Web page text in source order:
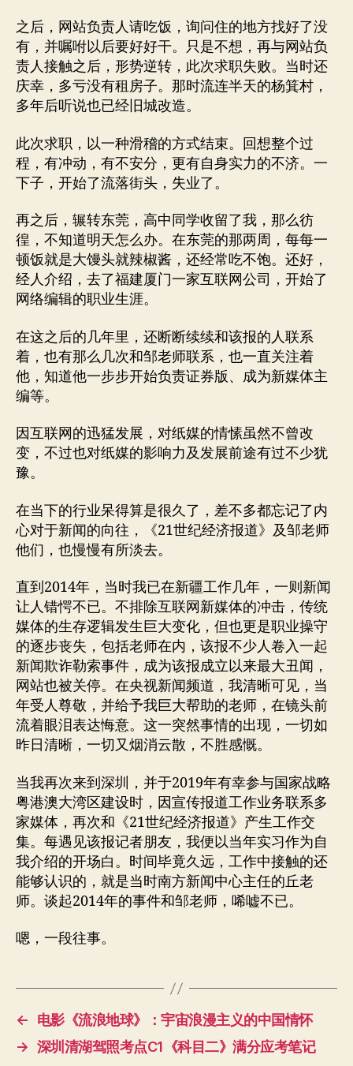
之后，网站负责人请吃饭，询问住的地方找好了没
有，并嘱咐以后要好好干。只是不想，再与网站负
责人接触之后，形势逆转，此次求职失败。当时还
庆幸，多亏没有租房子。那时流连半天的杨箕村，
多年后听说也已经旧城改造。
此次求职，以一种滑稽的方式结束。回想整个过
程，有冲动，有不安分，更有自身实力的不济。一
下子，开始了流落街头，失业了。
再之后，辗转东莞，高中同学收留了我，那么彷
徨，不知道明天怎么办。在东莞的那两周，每每一
顿饭就是大馒头就辣椒酱，还经常吃不饱。还好，
经人介绍，去了福建厦门一家互联网公司，开始了
网络编辑的职业生涯。
在这之后的几年里，还断断续续和该报的人联系
着，也有那么几次和邹老师联系，也一直关注着
他，知道他一步步开始负责证券版、成为新媒体主
编等。
因互联网的迅猛发展，对纸媒的情愫虽然不曾改
变，不过也对纸媒的影响力及发展前途有过不少犹
豫。
在当下的行业呆得算是很久了，差不多都忘记了内
心对于新闻的向往，《21世纪经济报道》及邹老师
他们，也慢慢有所淡去。
直到2014年，当时我已在新疆工作几年，一则新闻
让人错愕不已。不排除互联网新媒体的冲击，传统
媒体的生存逻辑发生巨大变化，但也更是职业操守
的逐步丧失，包括老师在内，该报不少人卷入一起
新闻欺诈勒索事件，成为该报成立以来最大丑闻，
网站也被关停。在央视新闻频道，我清晰可见，当
年受人尊敬，并给予我巨大帮助的老师，在镜头前
流着眼泪表达悔意。这一突然事情的出现，一切如
昨日清晰，一切又烟消云散，不胜感慨。
当我再次来到深圳，并于2019年有幸参与国家战略
粤港澳大湾区建设时，因宣传报道工作业务联系多
家媒体，再次和《21世纪经济报道》产生工作交
集。每遇见该报记者朋友，我便以当年实习作为自
我介绍的开场白。时间毕竟久远，工作中接触的还
能够认识的，就是当时南方新闻中心主任的丘老
师。谈起2014年的事件和邹老师，唏嘘不已。
嗯，一段往事。
←
电影《流浪地球》：宇宙浪漫主义的中国情怀
→ 深圳清湖驾照考点C1《科目二》满分应考笔记